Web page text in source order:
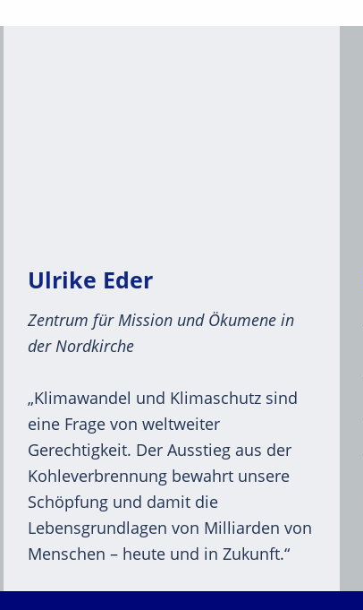
Ulrike Eder
Zentrum für Mission und Ökumene in
der Nordkirche
„Klimawandel und Klimaschutz sind
eine Frage von weltweiter
Gerechtigkeit. Der Ausstieg aus der
Kohleverbrennung bewahrt unsere
Schöpfung und damit die
Lebensgrundlagen von Milliarden von
Menschen – heute und in Zukunft.“